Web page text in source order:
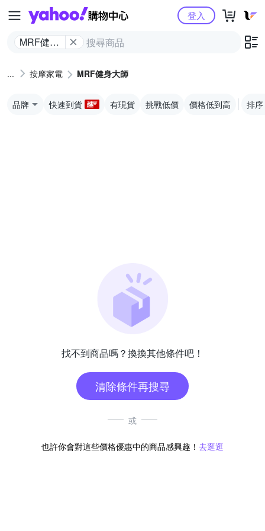
Yahoo購物中心
MRF健身
登入
按摩家電 MRF健身大師
品牌 快速到貨 有現貨 挑戰低價 價格低到高 排序
找不到商品嗎？換換其他條件吧！
清除條件再搜尋
或
也許你會對這些價格優惠中的商品感興趣！ 去逛逛